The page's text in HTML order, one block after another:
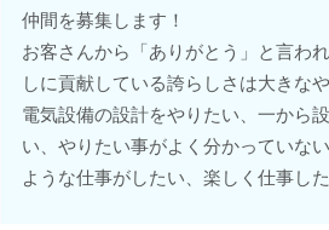
仲間を募集します！
お客さんから「ありがとう」と言わ
しに貢献している誇らしさは大きなや
電気設備の設計をやりたい、一から
い、やりたい事がよく分かっていな
ような仕事がしたい、楽しく仕事し